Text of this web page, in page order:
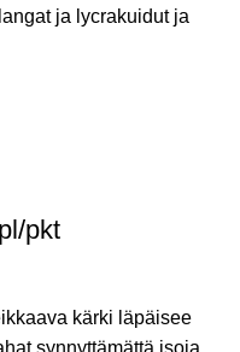
ja lycrakuidut ja
pkt
kärki läpäisee
synnyttämättä isoja